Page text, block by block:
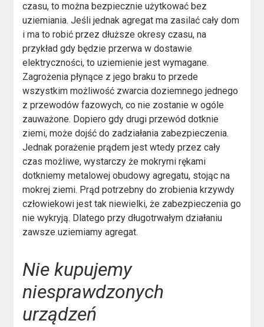
czasu, to można bezpiecznie użytkować bez
uziemiania. Jeśli jednak agregat ma zasilać cały dom
i ma to robić przez dłuższe okresy czasu, na
przykład gdy będzie przerwa w dostawie
elektryczności, to uziemienie jest wymagane.
Zagrożenia płynące z jego braku to przede
wszystkim możliwość zwarcia doziemnego jednego
z przewodów fazowych, co nie zostanie w ogóle
zauważone. Dopiero gdy drugi przewód dotknie
ziemi, może dojść do zadziałania zabezpieczenia.
Jednak porażenie prądem jest wtedy przez cały
czas możliwe, wystarczy że mokrymi rękami
dotkniemy metalowej obudowy agregatu, stojąc na
mokrej ziemi. Prąd potrzebny do zrobienia krzywdy
człowiekowi jest tak niewielki, że zabezpieczenia go
nie wykryją. Dlatego przy długotrwałym działaniu
zawsze uziemiamy agregat.
Nie kupujemy
niesprawdzonych
urządzeń